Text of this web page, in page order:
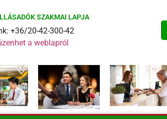
SZAKMAI LAPJA
+36/20-42-300-42
a weblapról